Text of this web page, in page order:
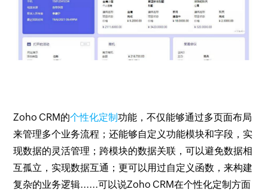
Zoho CRM的个性化定制功能，不仅能够通过多页面布局
来管理多个业务流程；还能够自定义功能模块和字段，实
现数据的灵活管理；跨模块的数据关联，可以避免数据相
互孤立，实现数据互通；更可以用过自定义函数，来构建
复杂的业务逻辑......可以说Zoho CRM在个性化定制方面